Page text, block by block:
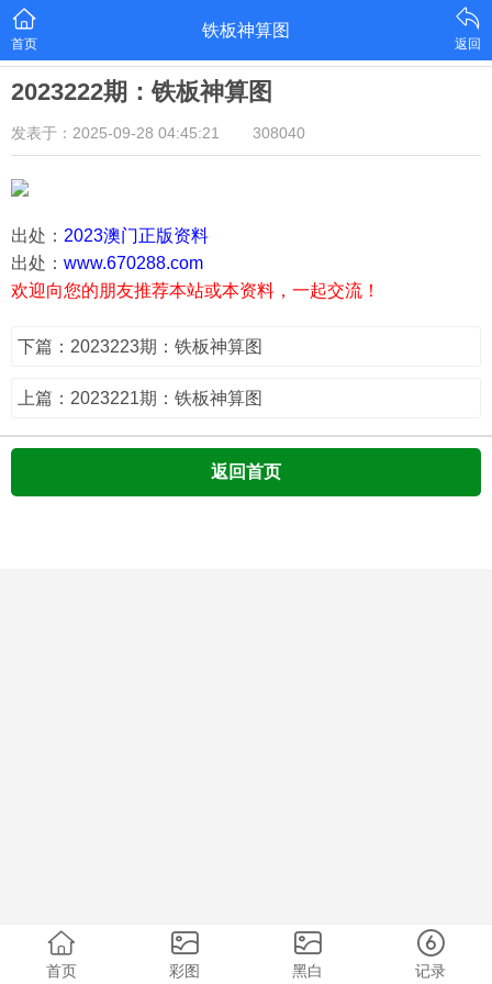
首页
铁板神算图
返回
2023222期：铁板神算图
发表于：2025-09-28 04:45:21 308040
出处： 2023澳门正版资料
出处： www.670288.com
欢迎向您的朋友推荐本站或本资料，一起交流！
下篇：2023223期：铁板神算图
上篇：2023221期：铁板神算图
返回首页
首页 彩图 黑白 记录